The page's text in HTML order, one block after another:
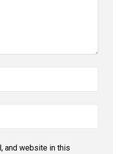
and website in this